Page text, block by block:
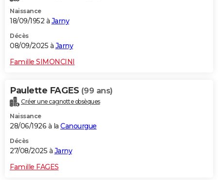
Naissance
18/09/1952 à Jarny
Décès
08/09/2025 à Jarny
Famille SIMONCINI
Paulette FAGES (99 ans)
Créer une cagnotte obsèques
Naissance
28/06/1926 à la Canourgue
Décès
27/08/2025 à Jarny
Famille FAGES